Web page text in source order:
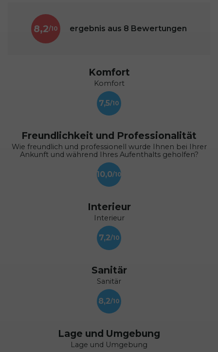
8,2 ergebnis aus 8 Bewertungen
Komfort
Komfort
7,5
Freundlichkeit und Professionalität
Wie freundlich und professionell wurde Ihnen bei Ihrer
Ankunft und während Ihres Aufenthalts geholfen?
10,0
Interieur
Interieur
7,2
Sanitär
Sanitär
8,2
Lage und Umgebung
Lage und Umgebung